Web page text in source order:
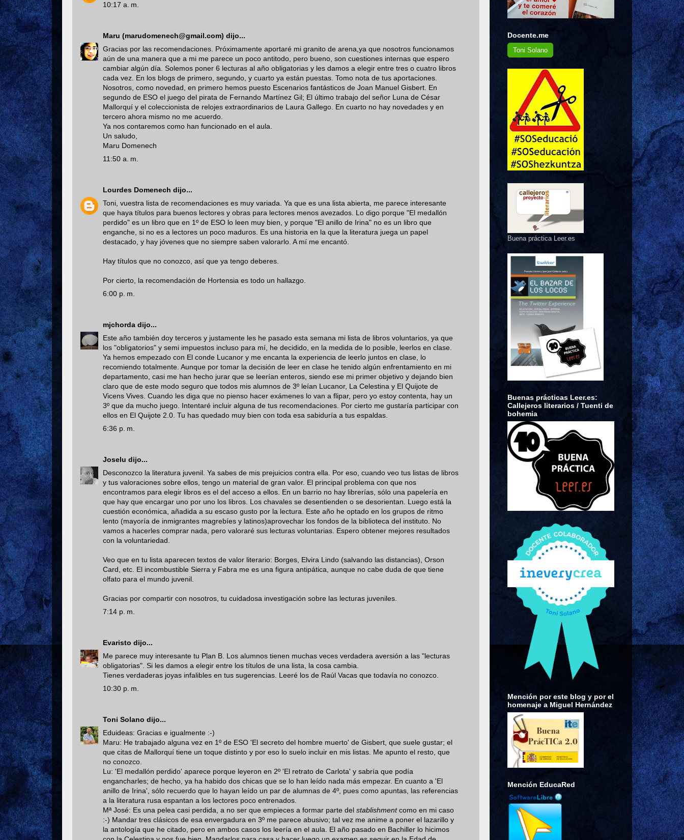
10:17 a. m.
Maru (marudomenech@gmail.com) dijo...
Gracias por las recomendaciones. Próximamente aportaré mi granito de arena,ya que nosotros funcionamos
aún de una manera que a mi me parece un poco antitodo, pero bueno, son cuestiones internas que espero
cambiar algún día. Solemos poner 6 lecturas al año obligatorias y les damos a elegir entre tres o cuatro libros
cada vez. En los blogs de primero, segundo, y cuarto ya están puestas. Tomo nota de tus aportaciones.
Nosotros, como novedad, en primero hemos puesto Escenarios fantásticos de Joan Manuel Gisbert. En
segundo de ESO el juego del pirata de Fernando Martínez Gil; El último trabajo del señor Luna de César
Mallorquí y el coleccionista de relojes extraordinarios de Laura Gallego. En cuarto no hay novedades y en
tercero ahora mismo no me acuerdo.
Ya nos contaremos como han funcionado en el aula.
Un saludo,
Maru Domenech
11:50 a. m.
Lourdes Domenech dijo...
Toni, vuestra lista de recomendaciones es muy variada. Ya que es una lista abierta, me parece interesante
que haya títulos para buenos lectores y obras para lectores menos avezados. Lo digo porque "El medallón
perdido" es un libro que en 1º de ESO lo leen muy bien, y porque "El anillo de Irina" no es un libro que
enganche, si no es a lectores un poco maduros. Es una historia en la que la literatura juega un papel
destacado, y hay jóvenes que no siempre saben valorarlo. A mí me encantó.
Hay títulos que no conozco, así que ya tengo deberes.
Por cierto, la recomendación de Hortensia es todo un hallazgo.
6:00 p. m.
mjchorda dijo...
Este año también doy terceros y justamente les he pasado esta semana mi lista de libros voluntarios, ya que
los "obligatorios" y semi impuestos incluso para mí, he decidido, en la medida de lo posible, leerlos en clase.
Ya hemos empezado con El conde Lucanor y me encanta la experiencia de leerlo juntos en clase, lo
recomiendo totalmente. Aunque por tomar la decisión de leer en clase he tenido algún enfrentamiento en mi
departamento, casi me han hecho jurar que se leerían enteros, siendo ese mi primer objetivo y dejando bien
claro que de este modo seguro que todos mis alumnos de 3º leían Lucanor, La Celestina y El Quijote de
Vicens Vives. Cuando les diga que no pienso hacer exámenes lo van a flipar, pero yo estoy contenta, hay un
3º que da mucho juego. Intentaré incluir alguna de tus recomendaciones. Por cierto me gustaría participar con
ellos en El Quijote 2.0. Tu has quedado muy bien con toda esa sabiduría a tus espaldas.
6:36 p. m.
Joselu dijo...
Desconozco la literatura juvenil. Ya sabes de mis prejuicios contra ella. Por eso, cuando veo tus listas de libros
y tus valoraciones sobre ellos, tengo un material de gran valor. El principal problema con que nos
encontramos para elegir libros es el del acceso a ellos. En un barrio no hay librerías, sólo una papelería en
que hay que encargar uno por uno los libros. Los chavales se desentienden o se desorientan. Luego está la
cuestión económica, añadida a su escaso gusto por la lectura. Este año he optado en los grupos de ritmo
lento (mayoría de inmigrantes magrebíes y latinos)aprovechar los fondos de la biblioteca del instituto. No
vamos a hacerles comprar nada, pero valoraré sus lecturas voluntarias. Espero obtener mejores resultados
con la voluntariedad.
Veo que en tu lista aparecen textos de valor literario: Borges, Elvira Lindo (salvando las distancias), Orson
Card, etc. El incombustible Sierra y Fabra me es una figura antipática, aunque no cabe duda de que tiene
olfato para el mundo juvenil.
Gracias por compartir con nosotros, tu cuidadosa investigación sobre las lecturas juveniles.
7:14 p. m.
Evaristo dijo...
Me parece muy interesante tu Plan B. Los alumnos tienen muchas veces verdadera aversión a las "lecturas
obligatorias". Si les damos a elegir entre los títulos de una lista, la cosa cambia.
Tienes verdaderas joyas infalibles en tus sugerencias. Leeré los de Raúl Vacas que todavía no conozco.
10:30 p. m.
Toni Solano dijo...
Eduideas: Gracias e igualmente :-)
Maru: He trabajado alguna vez en 1º de ESO 'El secreto del hombre muerto' de Gisbert, que suele gustar; el
que citas de Mallorquí tiene un toque distinto y por eso lo suelo incluir en mis listas. Me apunto el resto, que
no conozco.
Lu: 'El medallón perdido' aparece porque leyeron en 2º 'El retrato de Carlota' y sabría que podía
engancharles; de hecho, ya ha habido dos chicas que se lo han leído nada más empezar. En cuanto a 'El
anillo de Irina', sólo recuerdo que lo hayan leído un par de alumnas de 4º, pues como apuntas, las referencias
a la literatura rusa espantan a los lectores poco entrenados.
Mª José: Es una pelea casi perdida, a no ser que empieces a formar parte del stablishmentcomo en mi caso
:-) Mandar tres clásicos de esa envergadura en 3º me parece abusivo; tal vez me anime a poner el lazarillo y
la antología que he citado, pero en ambos casos los leería en el aula. El año pasado en Bachiller lo hicimos
Docente.me
Toni Solano
Buena práctica Leer.es
Buenas prácticas Leer.es:
Callejeros literarios / Tuenti de
bohemia
Mención por este blog y por el
homenaje a Miguel Hernández
Mención EducaRed